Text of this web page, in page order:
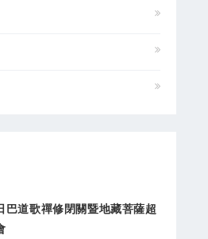
巴道歌禪修閉關暨地藏菩薩超